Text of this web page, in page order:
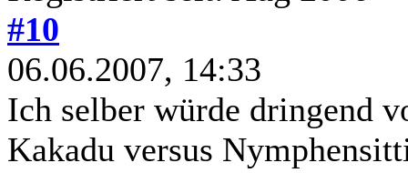
#10
06.06.2007, 14:33
Ich selber würde dringend
Kakadu versus